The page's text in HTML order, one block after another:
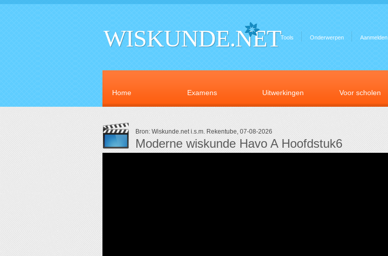
WISKUNDE.NETTools Onderwerpen Aanmelden
Home Examens Uitwerkingen Voor scholen
Bron: Wiskunde.net i.s.m. Rekentube, 07-08-2026
Moderne wiskunde Havo A Hoofdstuk6